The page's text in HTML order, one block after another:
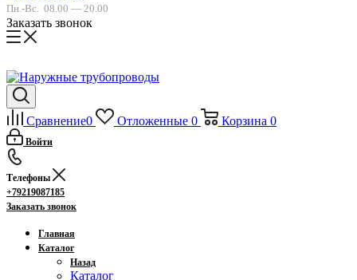
Пн.-Вс. 08.00 — 20.00
Заказать звонок
Сравнение0 Отложенные 0 Корзина 0
Войти
Телефоны
+79219087185
Заказать звонок
Главная
Каталог
Назад
Каталог